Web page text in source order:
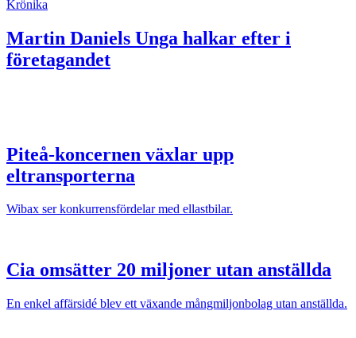
Krönika
Martin Daniels Unga halkar efter i
företagandet
Piteå-koncernen växlar upp
eltransporterna
Wibax ser konkurrensfördelar med ellastbilar.
Cia omsätter 20 miljoner utan anställda
En enkel affärsidé blev ett växande mångmiljonbolag utan anställda.